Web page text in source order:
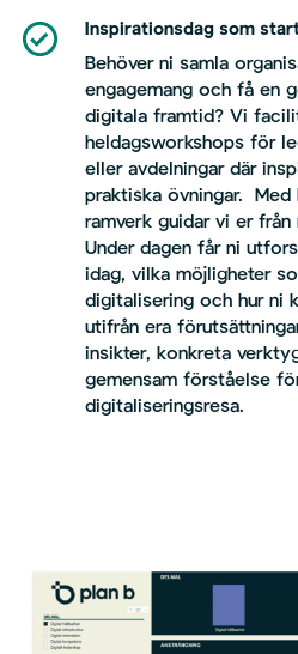
Inspirationsdag som
Behöver ni samla
engagemang och få en
digitala framtid? Vi
heldagsworkshops för
eller avdelningar där
praktiska övningar.
ramverk guidar vi er
Under dagen får ni
idag, vilka möjligheter
digitalisering och hur ni
utifrån era
insikter, konkreta
gemensam förståelse
digitaliseringsresa.